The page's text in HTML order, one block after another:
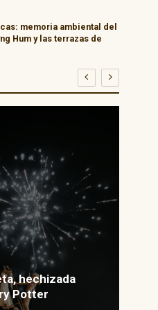
memoria ambiental del
Hum y las terrazas de
hechizada
Potter